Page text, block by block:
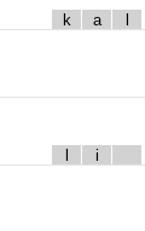
k a l
l i